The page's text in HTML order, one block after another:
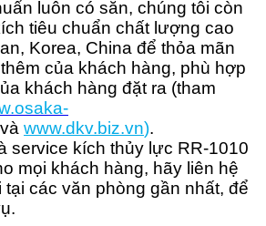
luôn có sẵn, chúng tôi còn
tiêu chuẩn chất lượng cao
Korea, China để thỏa mãn
của khách hàng, phù hợp
khách hàng đặt ra (tham
và www.dkv.biz.vn).
service kích thủy lực RR-1010
mọi khách hàng, hãy liên hệ
tại các văn phòng gần nhất, để